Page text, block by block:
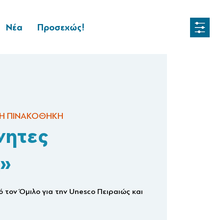
Νέα Προσεχώς!
ΠΙΝΑΚΟΘΗΚΗ
Όμιλο για την Unesco Πειραιώς και